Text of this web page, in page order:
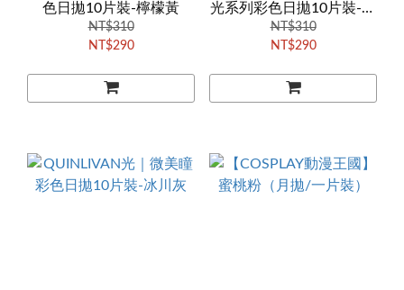
色日拋10片裝-檸檬黃
NT$310
NT$290
光系列彩色日拋10片裝-丁
香紫
NT$310
NT$290